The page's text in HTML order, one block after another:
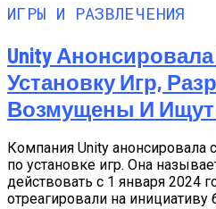
ИГРЫ И РАЗВЛЕЧЕНИЯ
Unity
Установку Игр,
Возмущены И Ищут
Компания Unity
по установке игр. Она
действовать с 1 января 2024
отреагировали на инициативу